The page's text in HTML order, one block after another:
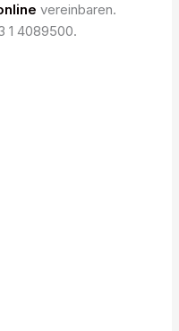
vereinbaren.
1 4089500.